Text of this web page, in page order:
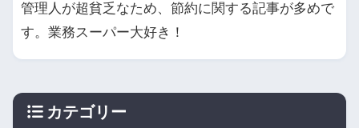
管理人が超貧乏なため、節約に関する記事が多めで
す。業務スーパー大好き！
カテゴリー